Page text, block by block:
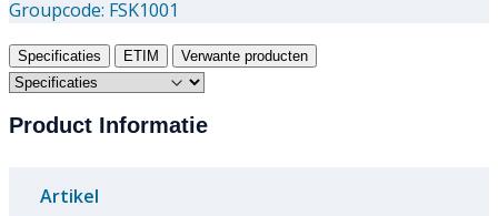
Groupcode: FSK1001
Specificaties ETIM Verwante producten
Product Informatie
Artikel